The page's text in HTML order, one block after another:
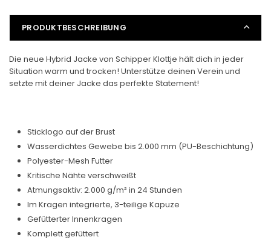
PRODUKTBESCHREIBUNG
Die neue Hybrid Jacke von Schipper Klottje hält dich in jeder
Situation warm und trocken! Unterstütze deinen Verein und
setzte mit deiner Jacke das perfekte Statement!
Sticklogo auf der Brust
Wasserdichtes Gewebe bis 2.000 mm (PU-Beschichtung)
Polyester-Mesh Futter
Kritische Nähte verschweißt
Atmungsaktiv: 2.000 g/m² in 24 Stunden
Im Kragen integrierte, 3-teilige Kapuze
Gefütterter Innenkragen
Komplett gefüttert